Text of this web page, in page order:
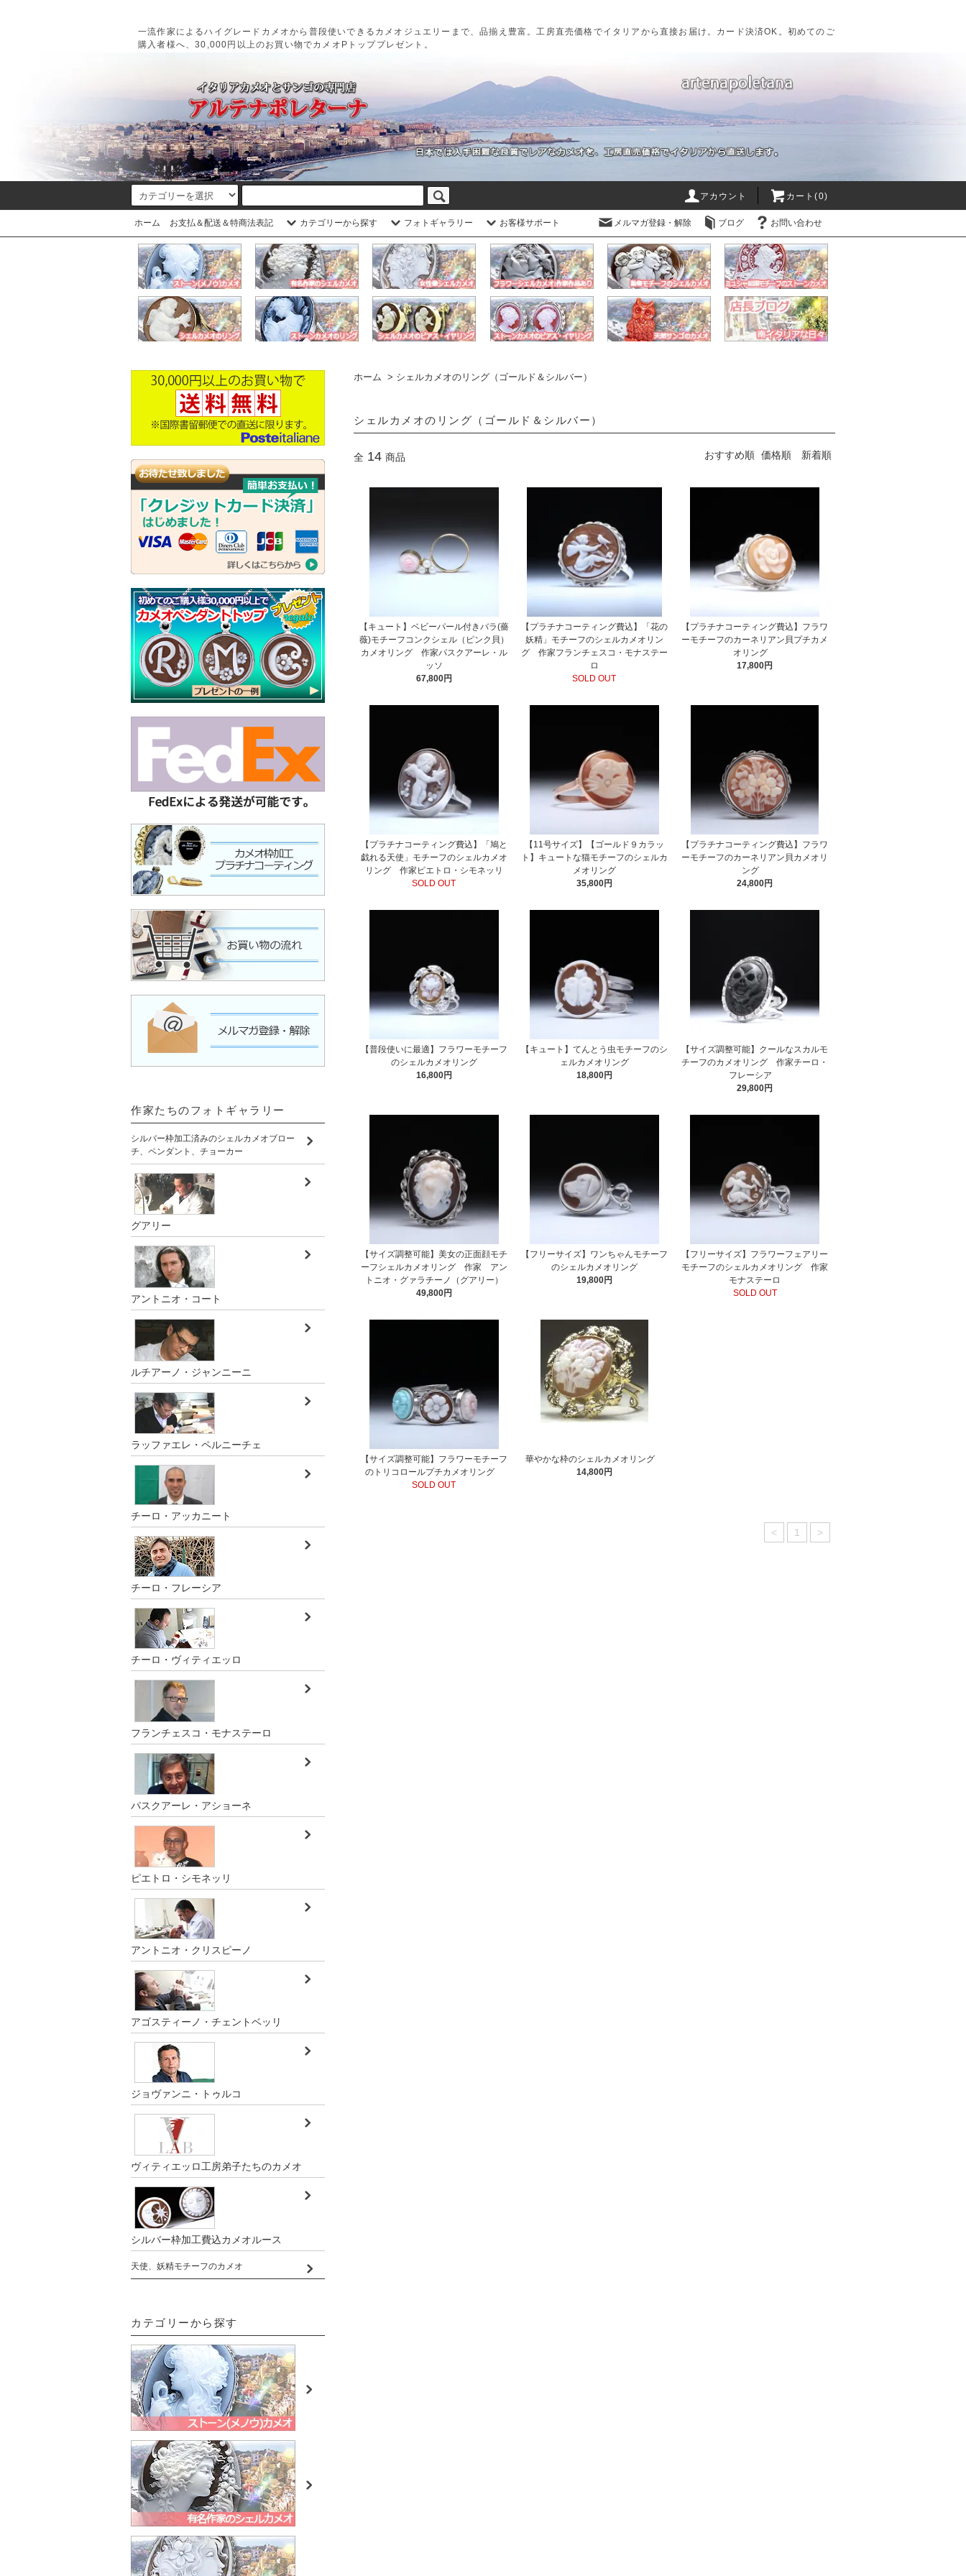
一流作家によるハイグレードカメオから普段使いできるカメオジュエリーまで、品揃え豊富。工房直売価格でイタリアから直接お届け。カード決済OK。初めてのご
購入者様へ、30,000円以上のお買い物でカメオPトッププレゼント。
アカウント カート(0)
ホーム お支払＆配送＆特商法表記 カテゴリーから探す フォトギャラリー お客様サポート メルマガ登録・解除 ブログ お問い合わせ
ホーム > シェルカメオのリング（ゴールド＆シルバー）
シェルカメオのリング（ゴールド＆シルバー）
全 14 商品 おすすめ順 価格順 新着順
【キュート】ベビーパール付きバラ(薔
薇)モチーフコンクシェル（ピンク貝）
カメオリング 作家パスクアーレ・ル
ッソ
67,800円
【プラチナコーティング費込】「花の
妖精」モチーフのシェルカメオリン
グ 作家フランチェスコ・モナステー
ロ
SOLD OUT
【プラチナコーティング費込】フラワ
ーモチーフのカーネリアン貝プチカメ
オリング
17,800円
【プラチナコーティング費込】「鳩と
戯れる天使」モチーフのシェルカメオ
リング 作家ピエトロ・シモネッリ
SOLD OUT
【11号サイズ】【ゴールド９カラッ
ト】キュートな猫モチーフのシェルカ
メオリング
35,800円
【プラチナコーティング費込】フラワ
ーモチーフのカーネリアン貝カメオリ
ング
24,800円
【普段使いに最適】フラワーモチーフ
のシェルカメオリング
16,800円
【キュート】てんとう虫モチーフのシ
ェルカメオリング
18,800円
【サイズ調整可能】クールなスカルモ
チーフのカメオリング 作家チーロ・
フレーシア
29,800円
【サイズ調整可能】美女の正面顔モチ
ーフシェルカメオリング 作家 アン
トニオ・グァラチーノ（グアリー）
49,800円
【フリーサイズ】ワンちゃんモチーフ
のシェルカメオリング
19,800円
【フリーサイズ】フラワーフェアリー
モチーフのシェルカメオリング 作家
モナステーロ
SOLD OUT
【サイズ調整可能】フラワーモチーフ
のトリコロールプチカメオリング
SOLD OUT
華やかな枠のシェルカメオリング
14,800円
< 1 >
作家たちのフォトギャラリー
シルバー枠加工済みのシェルカメオブロー
チ、ペンダント、チョーカー
グアリー
アントニオ・コート
ルチアーノ・ジャンニーニ
ラッファエレ・ペルニーチェ
チーロ・アッカニート
チーロ・フレーシア
チーロ・ヴィティエッロ
フランチェスコ・モナステーロ
パスクアーレ・アショーネ
ピエトロ・シモネッリ
アントニオ・クリスピーノ
アゴスティーノ・チェントベッリ
ジョヴァンニ・トゥルコ
ヴィティエッロ工房弟子たちのカメオ
シルバー枠加工費込カメオルース
天使、妖精モチーフのカメオ
カテゴリーから探す